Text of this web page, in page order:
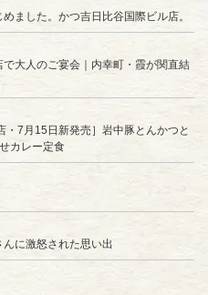
ました。かつ吉日比谷国際ビル店。
大人のご宴会｜内幸町・霞が関直結
7月15日新発売］岩中豚とんかつと
カレー定食
に激怒された思い出